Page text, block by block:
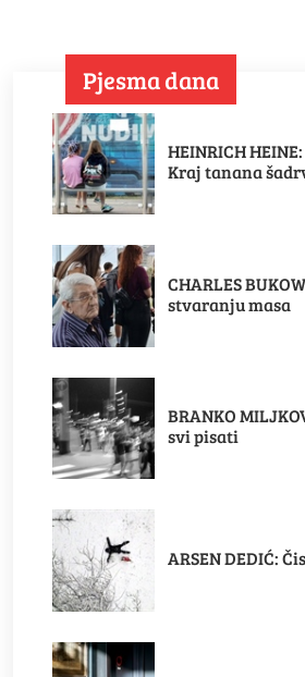
Pjesma dana
HEINRICH
Kraj tanana
CHARLES
stvaranju masa
BRANKO
svi pisati
ARSEN DEDIĆ: